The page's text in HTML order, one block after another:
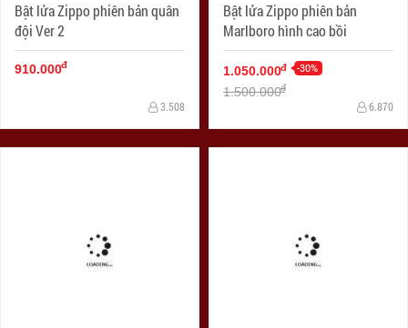
Bật lửa Zippo phiên bản quân
đội Ver 2
910.000đ
3.508
Bật lửa Zippo phiên bản
Marlboro hình cao bồi
1.050.000đ -30%
1.500.000đ
6.870